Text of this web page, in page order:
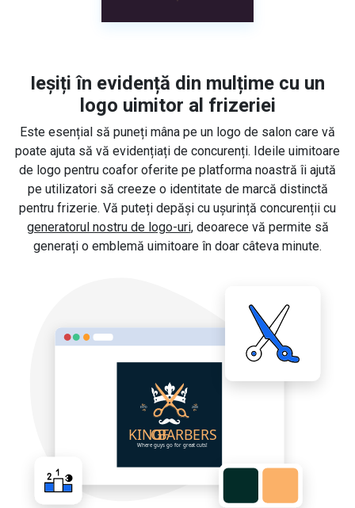
Ieșiți în evidență din mulțime cu un
logo uimitor al frizeriei
Este esențial să puneți mâna pe un logo de salon care vă
poate ajuta să vă evidențiați de concurenți. Ideile uimitoare
de logo pentru coafor oferite pe platforma noastră îi ajută
pe utilizatori să creeze o identitate de marcă distinctă
pentru frizerie. Vă puteți depăși cu ușurință concurenții cu
generatorul nostru de logo-uri, deoarece vă permite să
generați o emblemă uimitoare în doar câteva minute.